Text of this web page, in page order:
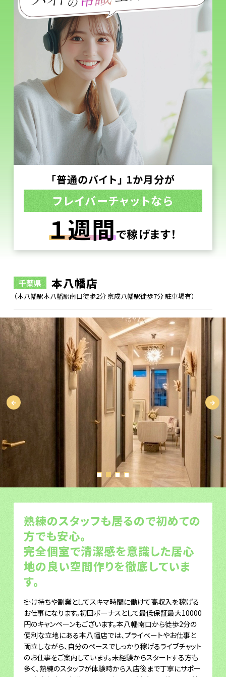
「普通のバイト」 1か月分が
フレイバーチャットなら
１週間で稼げます！
千葉県 本八幡店
（本八幡駅本八幡駅南口徒歩2分 京成八幡駅徒歩7分 駐車場有）
熟練のスタッフも居るので初めての
方でも安心。
完全個室で清潔感を意識した居心
地の良い空間作りを徹底していま
す。
掛け持ちや副業としてスキマ時間に働けて高収入を稼げる
お仕事になります。初回ボーナスとして最低保証最大10000
円のキャンペーンもございます。本八幡南口から徒歩2分の
便利な立地にある本八幡店では、プライベートやお仕事と
両立しながら、自分のペースでしっかり稼げるライブチャット
のお仕事をご案内しています。未経験からスタートする方も
多く、熟練のスタッフが体験時から入店後まで丁寧にサポー